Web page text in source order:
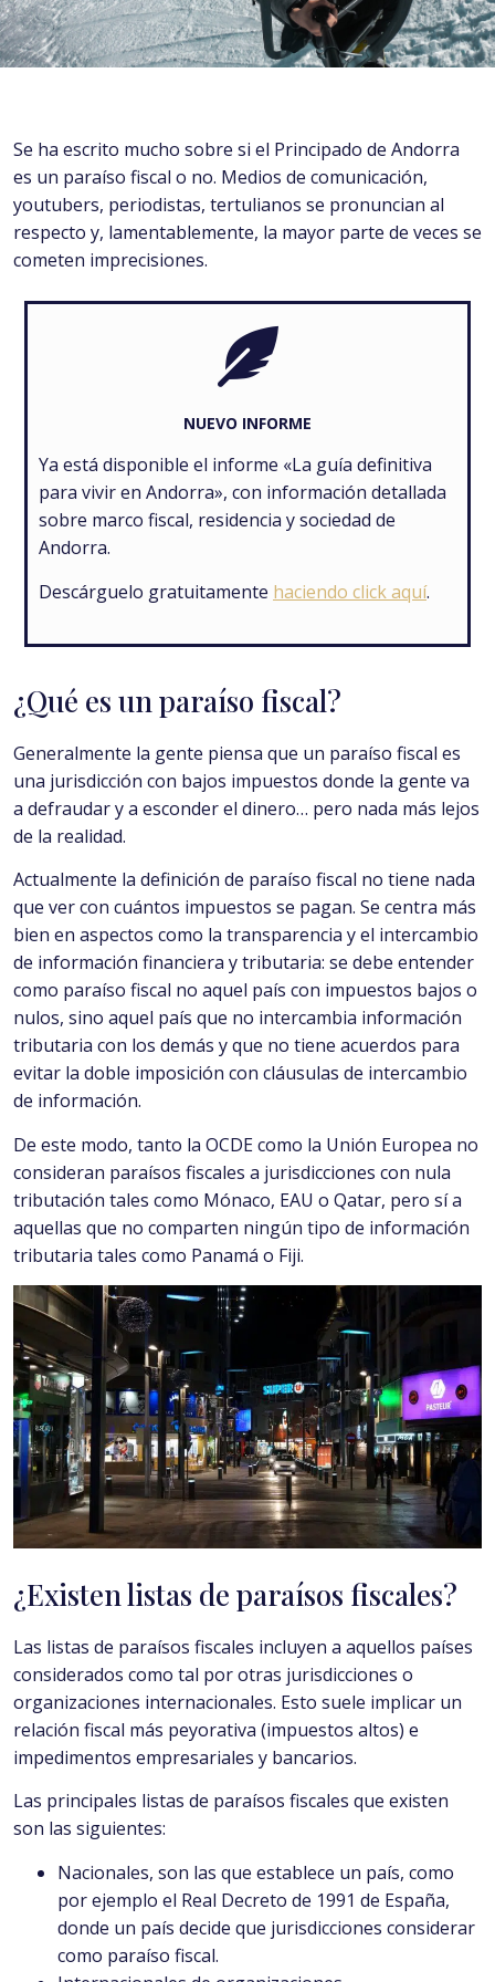
Se ha escrito mucho sobre si el Principado de Andorra
es un paraíso fiscal o no. Medios de comunicación,
youtubers, periodistas, tertulianos se pronuncian al
respecto y, lamentablemente, la mayor parte de veces se
cometen imprecisiones.
NUEVO INFORME
Ya está disponible el informe «La guía definitiva
para vivir en Andorra», con información detallada
sobre marco fiscal, residencia y sociedad de
Andorra.
Descárguelo gratuitamente haciendo click aquí.
¿Qué es un paraíso fiscal?
Generalmente la gente piensa que un paraíso fiscal es
una jurisdicción con bajos impuestos donde la gente va
a defraudar y a esconder el dinero… pero nada más lejos
de la realidad.
Actualmente la definición de paraíso fiscal no tiene nada
que ver con cuántos impuestos se pagan. Se centra más
bien en aspectos como la transparencia y el intercambio
de información financiera y tributaria: se debe entender
como paraíso fiscal no aquel país con impuestos bajos o
nulos, sino aquel país que no intercambia información
tributaria con los demás y que no tiene acuerdos para
evitar la doble imposición con cláusulas de intercambio
de información.
De este modo, tanto la OCDE como la Unión Europea no
consideran paraísos fiscales a jurisdicciones con nula
tributación tales como Mónaco, EAU o Qatar, pero sí a
aquellas que no comparten ningún tipo de información
tributaria tales como Panamá o Fiji.
¿Existen listas de paraísos fiscales?
Las listas de paraísos fiscales incluyen a aquellos países
considerados como tal por otras jurisdicciones o
organizaciones internacionales. Esto suele implicar un
relación fiscal más peyorativa (impuestos altos) e
impedimentos empresariales y bancarios.
Las principales listas de paraísos fiscales que existen
son las siguientes:
Nacionales, son las que establece un país, como
por ejemplo el Real Decreto de 1991 de España,
donde un país decide que jurisdicciones considerar
como paraíso fiscal.